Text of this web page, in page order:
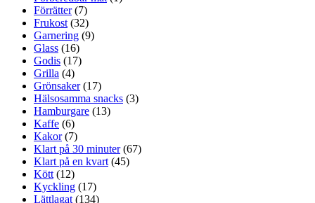
Förrätter(7)
Frukost (32)
Garnering (9)
Glass (16)
Godis (17)
Grilla (4)
Grönsaker(17)
Hälsosamma snacks (3)
Hamburgare (13)
Kaffe (6)
Kakor(7)
Klart på 30 minuter(67)
Klart på en kvart (45)
Kött (12)
Kyckling (17)
Lättlagat (134)